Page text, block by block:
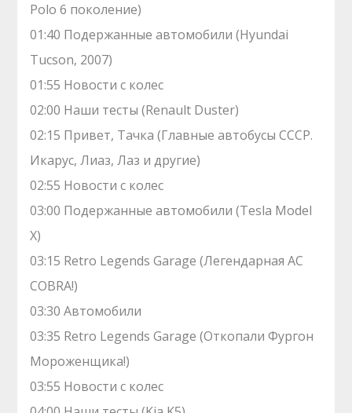
Polo 6 поколение)
01:40 Подержанные автомобили (Hyundai
Tucson, 2007)
01:55 Новости с колес
02:00 Наши тесты (Renault Duster)
02:15 Привет, Тачка (Главные автобусы СССР.
Икарус, Лиаз, Лаз и другие)
02:55 Новости с колес
03:00 Подержанные автомобили (Tesla Model
X)
03:15 Retro Legends Garage (Легендарная AC
COBRA!)
03:30 Автомобили
03:35 Retro Legends Garage (Откопали Фургон
Мороженщика!)
03:55 Новости с колес